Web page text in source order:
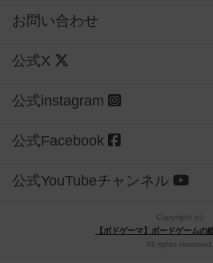
お問い合わせ
公式X
公式instagram
公式Facebook
公式YouTubeチャンネル
Copyright (c)
【ボドゲーマ】ボードゲームの
All rights reserved.